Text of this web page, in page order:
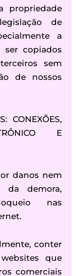
propriedade
de
a
ser copiados
sem
de nossos
CONEXÕES,
E
danos nem
da demora,
nas
conter
que
comerciais